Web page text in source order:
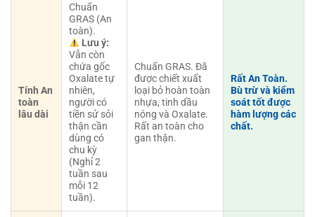
Tính An
toàn
lâu dài
Chuẩn
GRAS (An
toàn).
Lưu ý:
Vẫn còn
chứa gốc
Oxalate tự
nhiên,
người có
tiền sử sỏi
thận cần
dùng có
chu kỳ
(Nghỉ 2
tuần sau
mỗi 12
tuần).
Chuẩn GRAS. Đã
được chiết xuất
loại bỏ hoàn toàn
nhựa, tinh dầu
nóng và Oxalate.
Rất an toàn cho
gan thận.
Rất An Toàn.
Bù trừ và kiểm
soát tốt được
hàm lượng các
chất.